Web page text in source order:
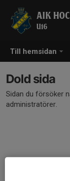
Till hemsidan
AIK
U16
Dold sida
Sidan du försöker
administratörer.